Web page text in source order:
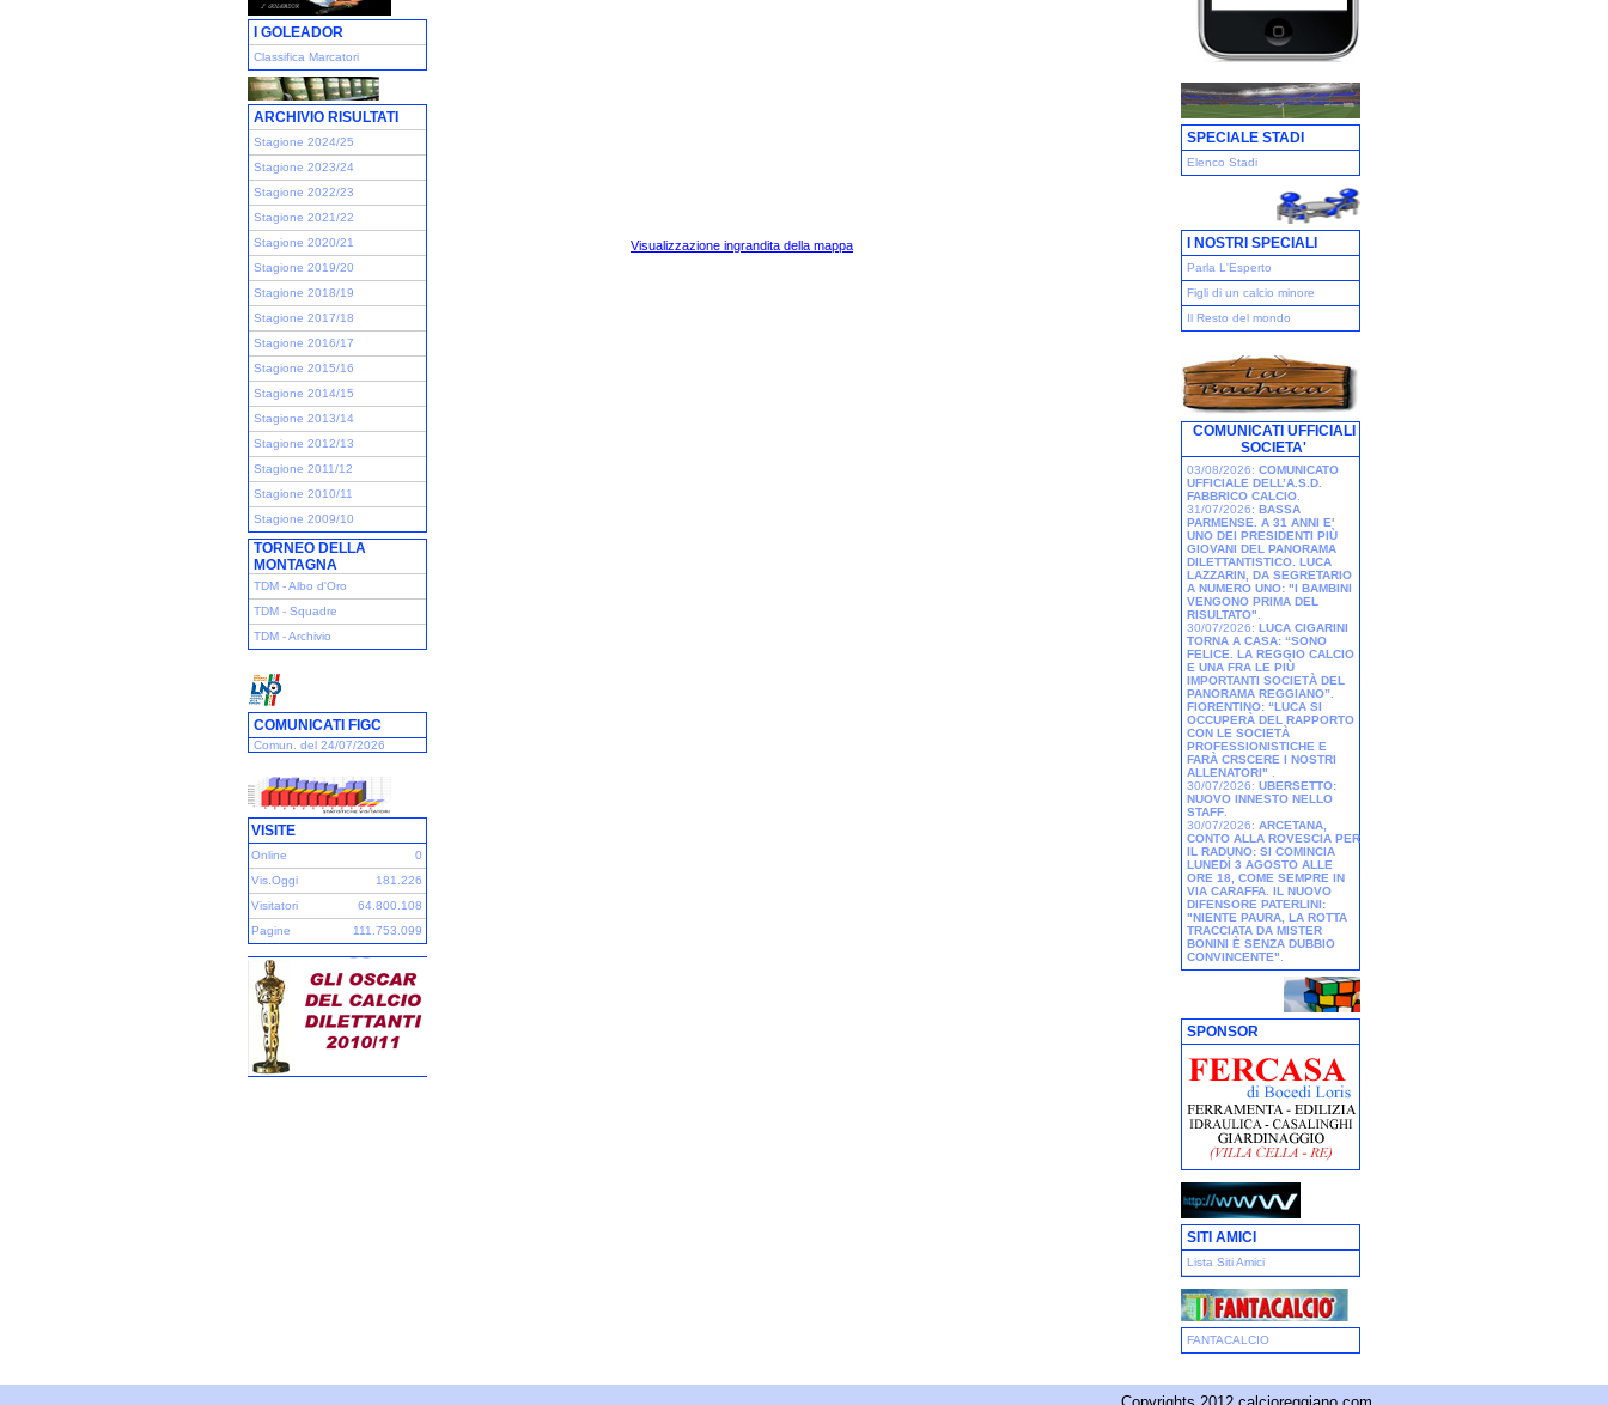
I GOLEADOR
Classifica Marcatori
ARCHIVIO RISULTATI
Stagione 2024/25
Stagione 2023/24
Stagione 2022/23
Stagione 2021/22
Stagione 2020/21
Stagione 2019/20
Stagione 2018/19
Stagione 2017/18
Stagione 2016/17
Stagione 2015/16
Stagione 2014/15
Stagione 2013/14
Stagione 2012/13
Stagione 2011/12
Stagione 2010/11
Stagione 2009/10
TORNEO DELLA
MONTAGNA
TDM - Albo d'Oro
TDM - Squadre
TDM - Archivio
COMUNICATI FIGC
Comun. del 24/07/2026
VISITE
Online
0
Vis.Oggi
181.226
Visitatori
64.800.108
Pagine
111.753.099
Visualizzazione ingrandita della mappa
SPECIALE STADI
Elenco Stadi
I NOSTRI SPECIALI
Parla L'Esperto
Figli di un calcio minore
Il Resto del mondo
COMUNICATI UFFICIALI
SOCIETA'
03/08/2026: COMUNICATO
UFFICIALE DELL’A.S.D.
FABBRICO CALCIO
31/07/2026: BASSA
PARMENSE. A 31 ANNI E'
UNO DEI PRESIDENTI PIÙ
GIOVANI DEL PANORAMA
DILETTANTISTICO. LUCA
LAZZARIN, DA SEGRETARIO
A NUMERO UNO: "I BAMBINI
VENGONO PRIMA DEL
RISULTATO"
30/07/2026: LUCA CIGARINI
TORNA A CASA: “SONO
FELICE. LA REGGIO CALCIO
E UNA FRA LE PIÙ
IMPORTANTI SOCIETÀ DEL
PANORAMA REGGIANO”.
FIORENTINO: “LUCA SI
OCCUPERÀ DEL RAPPORTO
CON LE SOCIETÀ
PROFESSIONISTICHE E
FARÀ CRSCERE I NOSTRI
ALLENATORI"
30/07/2026: UBERSETTO:
NUOVO INNESTO NELLO
STAFF
30/07/2026: ARCETANA,
CONTO ALLA ROVESCIA PER
IL RADUNO: SI COMINCIA
LUNEDÌ 3 AGOSTO ALLE
ORE 18, COME SEMPRE IN
VIA CARAFFA. IL NUOVO
DIFENSORE PATERLINI:
"NIENTE PAURA, LA ROTTA
TRACCIATA DA MISTER
BONINI È SENZA DUBBIO
CONVINCENTE"
SPONSOR
SITI AMICI
Lista Siti Amici
FANTACALCIO